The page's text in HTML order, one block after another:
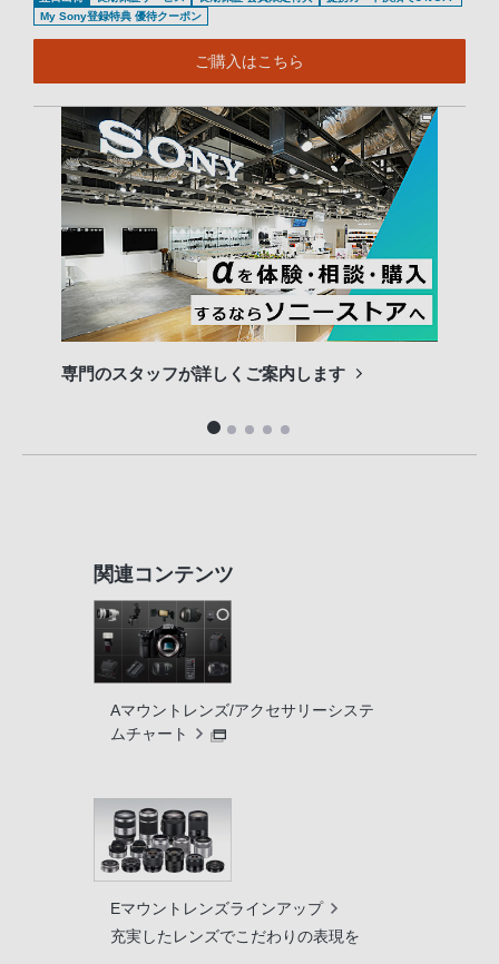
My Sony登録特典 優待クーポン
ご購入はこちら
専門のスタッフが詳しくご案内します
関連コンテンツ
Aマウントレンズ/アクセサリーシステ
ムチャート
Eマウントレンズラインアップ
充実したレンズでこだわりの表現を